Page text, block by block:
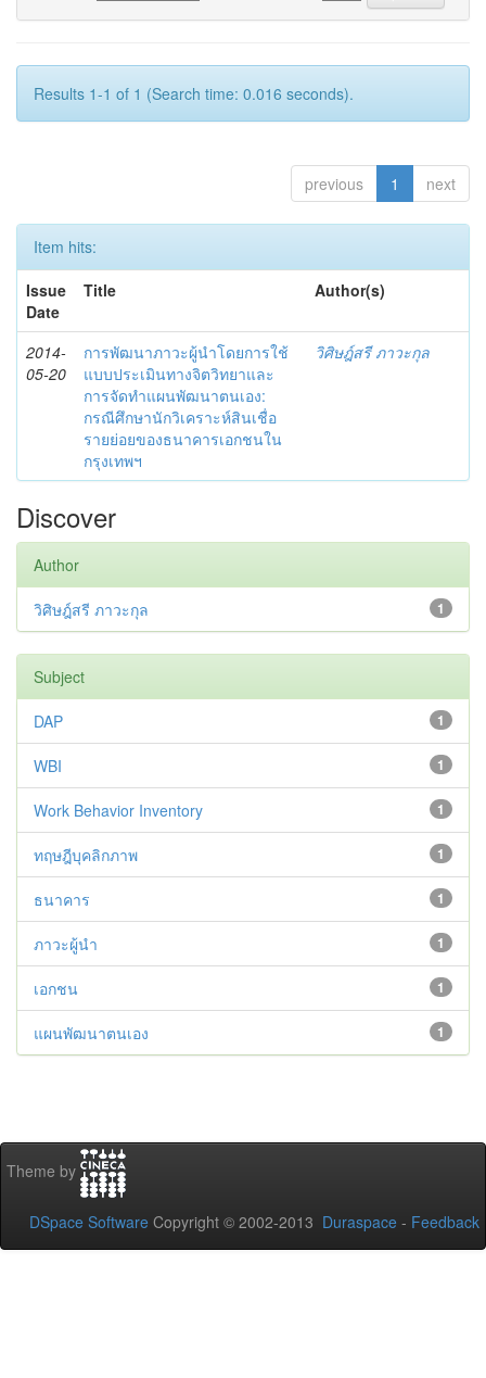
Results 1-1 of 1 (Search time: 0.016 seconds).
previous 1 next
Item hits:
Issue
Date
Title Author(s)
2014-
05-20
การพัฒนาภาวะผู้นำโดยการใช้
แบบประเมินทางจิตวิทยาและ
การจัดทำแผนพัฒนาตนเอง:
กรณีศึกษานักวิเคราะห์สินเชื่อ
รายย่อยของธนาคารเอกชนใน
กรุงเทพฯ
วิศิษฎ์สรี ภาวะกุล
Discover
Author
1
วิศิษฎ์สรี ภาวะกุล
Subject
1
DAP
1
WBI
1
Work Behavior Inventory
1
ทฤษฎีบุคลิกภาพ
1
ธนาคาร
1
ภาวะผู้นำ
1
เอกชน
1
แผนพัฒนาตนเอง
Theme by
DSpace Software Copyright © 2002-2013 Duraspace - Feedback